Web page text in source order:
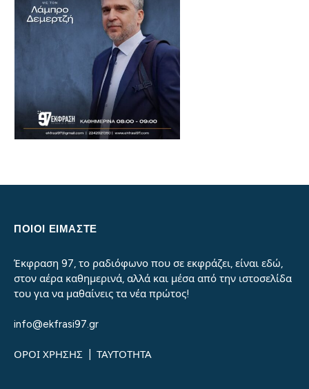
ΠΟΙΟΙ ΕΙΜΑΣΤΕ
Έκφραση 97, το ραδιόφωνο που σε εκφράζει, είναι εδώ,
στον αέρα καθημερινά, αλλά και μέσα από την ιστοσελίδα
του για να μαθαίνεις τα νέα πρώτος!
info@ekfrasi97.gr
ΟΡΟΙ ΧΡΗΣΗΣ ΤΑΥΤΟΤΗΤΑ